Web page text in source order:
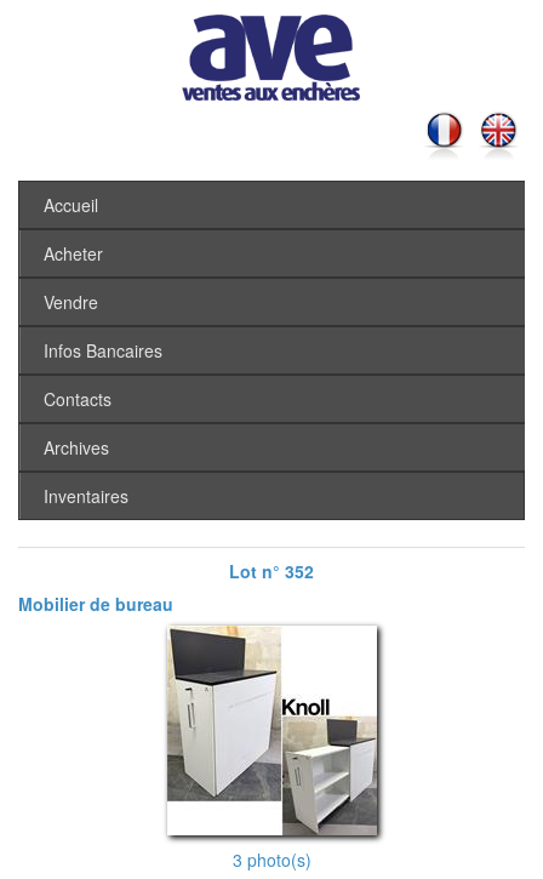
Accueil
Acheter
Vendre
Infos Bancaires
Contacts
Archives
Inventaires
Lot n° 352
Mobilier de bureau
3 photo(s)